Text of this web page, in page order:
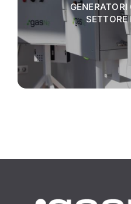
GENERATORI
SETTORE